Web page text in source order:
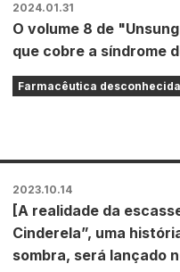
2024.01.31
O volume 8 de
que cobre a síndrome
Farmacêutica
2023.10.14
[A realidade da
Cinderela”, uma
sombra, será lançado